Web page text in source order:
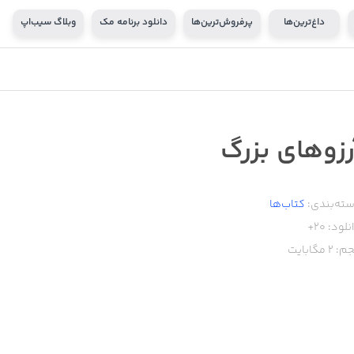
داغ‌ترین‌ها پرفروش‌ترین‌ها دانلود برنامه مک وبلاگ سیب‌اپ
بزرگ
کتاب‌ها
20+
2 مگابایت